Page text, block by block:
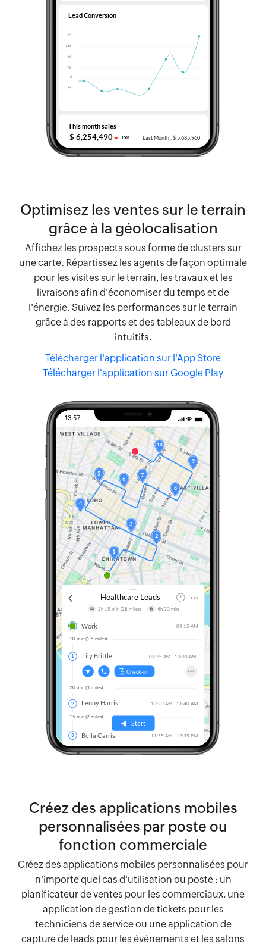
Optimisez les ventes sur le terrain
grâce à la géolocalisation
Affichez les prospects sous forme de clusters sur
une carte. Répartissez les agents de façon optimale
pour les visites sur le terrain, les travaux et les
livraisons afin d'économiser du temps et de
l'énergie. Suivez les performances sur le terrain
grâce à des rapports et des tableaux de bord
intuitifs.
Télécharger l'application sur l'App Store
Télécharger l'application sur Google Play
Créez des applications mobiles
personnalisées par poste ou
fonction commerciale
Créez des applications mobiles personnalisées pour
n'importe quel cas d'utilisation ou poste : un
planificateur de ventes pour les commerciaux, une
application de gestion de tickets pour les
techniciens de service ou une application de
capture de leads pour les événements et les salons